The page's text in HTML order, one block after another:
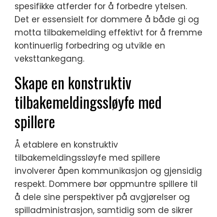
spesifikke atferder for å forbedre ytelsen.
Det er essensielt for dommere å både gi og
motta tilbakemelding effektivt for å fremme
kontinuerlig forbedring og utvikle en
veksttankegang.
Skape en konstruktiv
tilbakemeldingssløyfe med
spillere
Å etablere en konstruktiv
tilbakemeldingssløyfe med spillere
involverer åpen kommunikasjon og gjensidig
respekt. Dommere bør oppmuntre spillere til
å dele sine perspektiver på avgjørelser og
spilladministrasjon, samtidig som de sikrer